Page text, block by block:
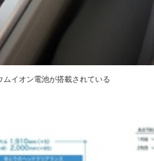
イオン電池が搭載されている